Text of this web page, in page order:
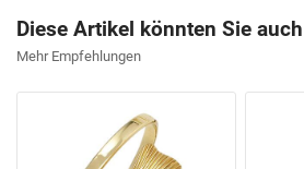
Diese Artikel könnten Sie
Mehr Empfehlungen